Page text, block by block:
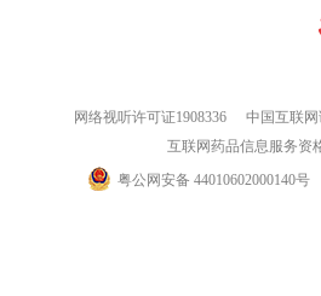
网络视听许可证1908336
中国互联
互联网药品信息服务资
粤公网安备 44010602000140号